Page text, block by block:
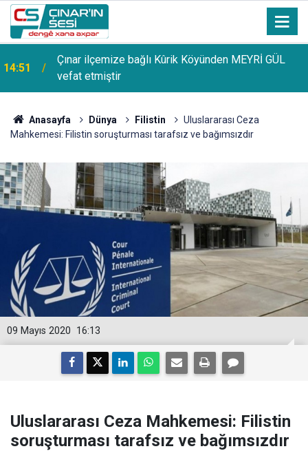
14:51
Çınar ilçemize bağlı Kûrik Köyünden MEYRİ GÜL
vefat etmiştir
Anasayfa Dünya Filistin
Uluslararası Ceza
Mahkemesi: Filistin soruşturması tarafsız ve bağımsızdır
16:13
09 Mayıs 2020
Uluslararası Ceza Mahkemesi: Filistin
soruşturması tarafsız ve bağımsızdır